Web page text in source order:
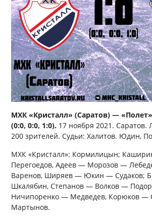
МХК «Кристалл» (Саратов) —
(0:0, 0:0, 1:0). 17 ноября 2021. Саратов.
200 зрителей. Судьи: Халитов. Юдин,
МХК «Кристалл»: Кормилицын;
Перегоедов, Адеев — Морозов —
Варенов, Ширяев — Юкин — Судаков;
Шкалябин, Степанов — Волков —
Ничипоренко — Медведев, Корюков —
Мартынов.